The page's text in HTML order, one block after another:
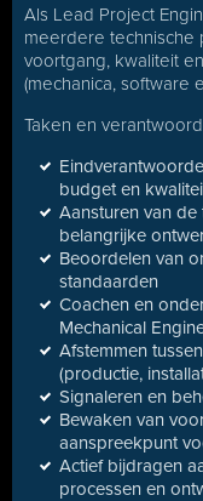
Als Lead Project
meerdere
voortgang, kwaliteit
(mechanica, software
Taken en
budget en
Aansturen van
belangrijke
Beoordelen van
standaarden
Coachen en
Mechanical
Afstemmen
(productie,
Signaleren en
Bewaken van
aanspreekpunt
Actief bijdragen
processen en